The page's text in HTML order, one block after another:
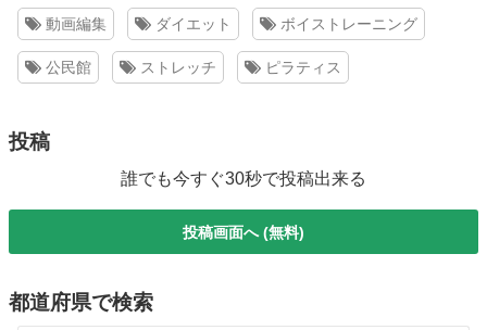
動画編集 ダイエット ボイストレーニング
公民館 ストレッチ ピラティス
投稿
誰でも今すぐ30秒で投稿出来る
投稿画面へ (無料)
都道府県で検索